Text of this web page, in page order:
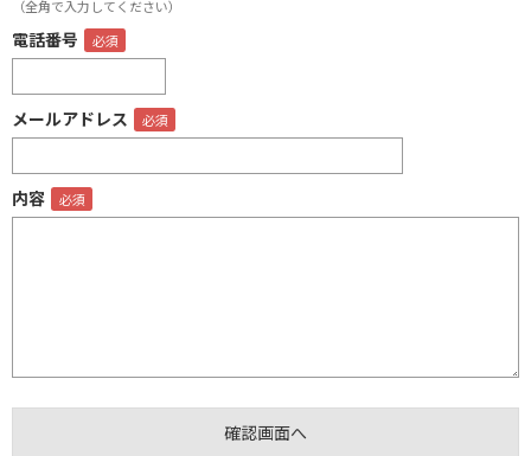
（全角で入力してください）
電話番号
メールアドレス
内容